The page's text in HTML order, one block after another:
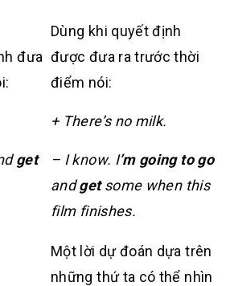
đưa
get
Dùng khi quyết định
được đưa ra trước thời
điểm nói:
+ There’s no milk.
– I know. I’m going to go
andgetsome when this
film finishes.
Một lời dự đoán dựa trên
những thứ ta có thể nhìn